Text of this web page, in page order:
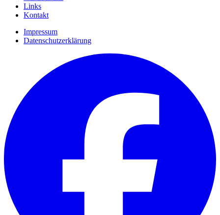
Links
Kontakt
Impressum
Datenschutzerklärung